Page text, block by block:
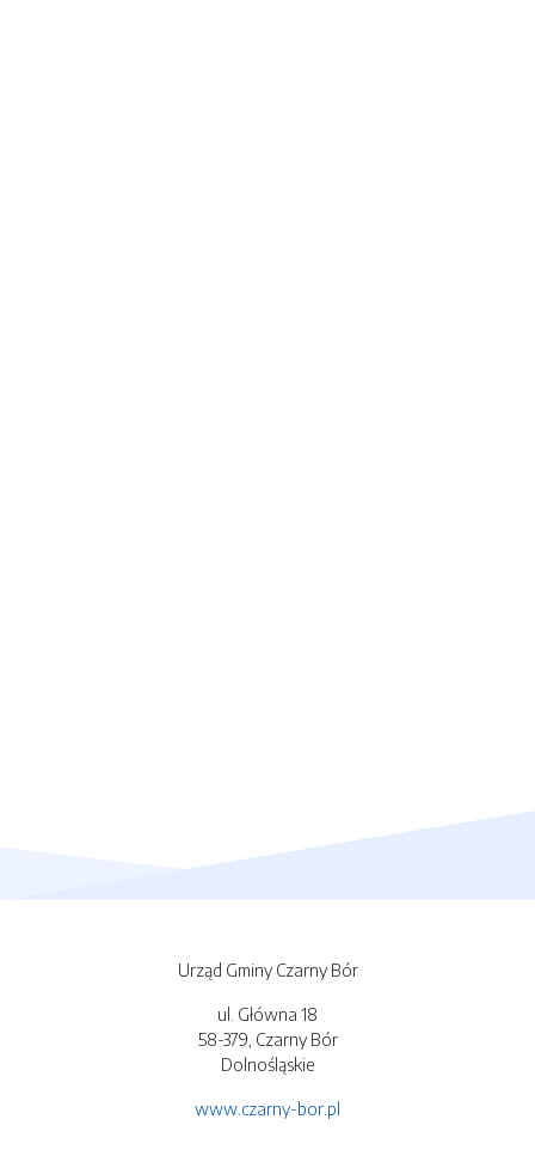
Urząd Gminy Czarny Bór
ul. Główna 18
58-379, Czarny Bór
Dolnośląskie
www.czarny-bor.pl